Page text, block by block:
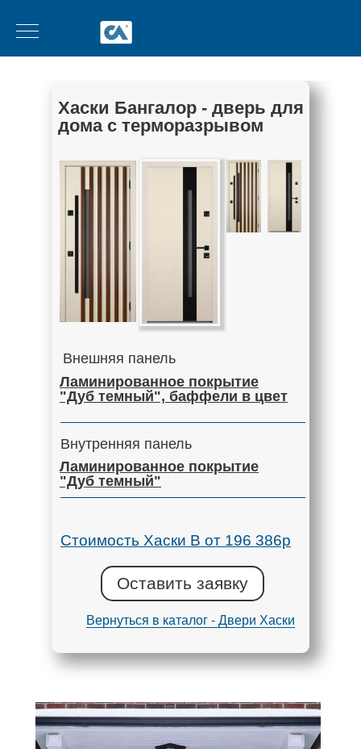
Хаски Бангалор - дверь для
дома с терморазрывом
Ламинированное покрытие
"Дуб темный", баффели в цвет
Ламинированное покрытие
"Дуб темный"
Вернуться в каталог - Двери Хаски
Стоимость Хаски В от 196 386р
Внешняя панель
Внутренняя панель
Оставить заявку